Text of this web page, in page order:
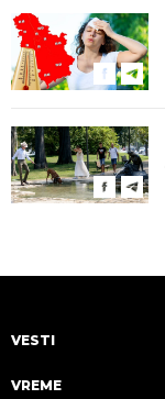
VESTI
VREME